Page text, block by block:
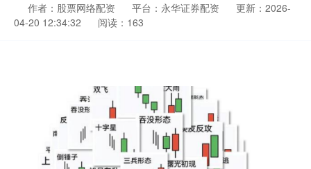
作者：股票网络配资 平台：永华证券配资
更新：2026-
04-20 12:34:32
阅读：163